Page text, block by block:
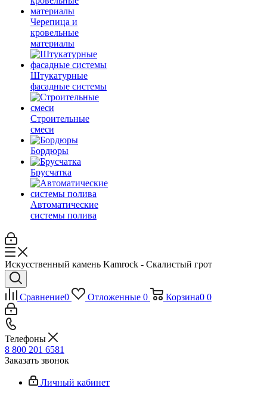
Черепица и
кровельные
материалы
Штукатурные
фасадные системы
Строительные
смеси
Бордюры
Брусчатка
Автоматические
системы полива
Искусственный камень Kamrock - Скалистый грот
Сравнение0 Отложенные 0 Корзина0 0
Телефоны
8 800 201 6581
Заказать звонок
Личный кабинет